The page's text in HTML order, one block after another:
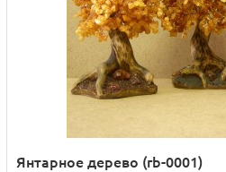
Янтарное дерево (rb-0001)